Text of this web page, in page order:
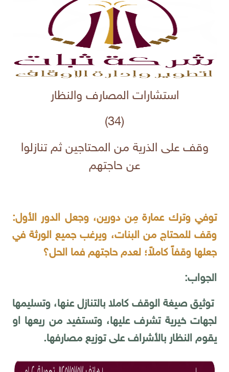
استشارات المصارف والنظار
(34)
وقف على الذرية من المحتاجين ثم تنازلوا
عن حاجتهم
توفي وترك عمارة مِن دورين، وجعل الدور الأول:
وقف للمحتاج من البنات، ويرغب جميع الورثة في
جعلها وقفاً كاملاً؛ لعدم حاجتهم فما الحل؟
الجواب:
توثيق صيغة الوقف كاملا بالتنازل عنها، وتسليمها
لجهات خيرية تشرف عليها، وتستفيد من ريعها او
يقوم النظار بالأشراف على توزيع مصارفها.